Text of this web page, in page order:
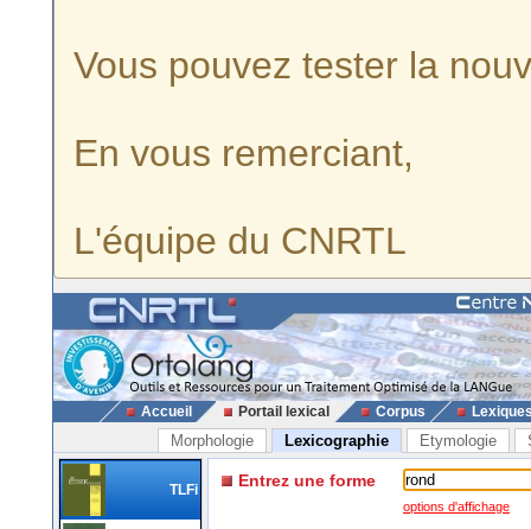
Vous pouvez tester la
En vous remerciant,
L'équipe du CNRTL
Accueil Portail lexical Corpus
Morphologie Lexicographie Etymologie
TLFi Entrez une forme
options d'affichage